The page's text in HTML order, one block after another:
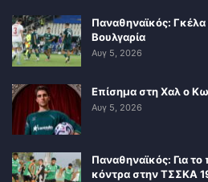
Παναθηναϊκός: Γκέλα
Βουλγαρία
Αυγ 5, 2026
Επίσημα στη Χαλ ο
Αυγ 5, 2026
Παναθηναϊκός: Για
κόντρα στην ΤΣΣΚΑ